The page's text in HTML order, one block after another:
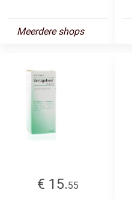
Meerdere shops
€ 15.55